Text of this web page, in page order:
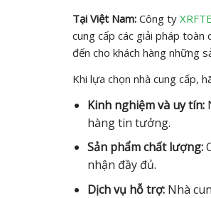
Tại Việt Nam: Công ty
cung cấp các giải pháp
đến cho khách hàng những
Khi lựa chọn nhà cung cấp,
Kinh nghiệm và uy tín:
hàng tin tưởng.
Sản phẩm chất lượng:
nhận đầy đủ.
Dịch vụ hỗ trợ:Nhà